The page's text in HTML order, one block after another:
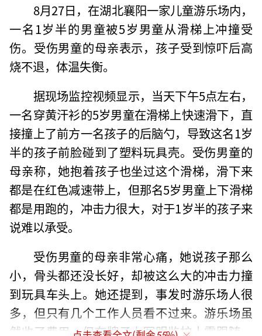
8月27日，在湖北襄阳一家儿童游乐场内，
一名1岁半的男童被5岁男童从滑梯上冲撞受
伤。受伤男童的母亲表示，孩子受到惊吓后高
烧不退，体温失衡。
据现场监控视频显示，当天下午5点左右，
一名穿黄汗衫的5岁男童在滑梯上快速滑下，直
接撞上了前方一名孩子的后脑勺，导致这名1岁
半的孩子前脸碰到了塑料玩具壳。受伤男童的
母亲称，她抱着孩子也坐过这个滑梯，滑下来
都是在红色减速带上，但那名5岁男童上下滑梯
都是用跑的，冲击力很大，对于1岁半的孩子来
说难以承受。
受伤男童的母亲非常心痛，她说孩子那么
小，骨头都还没长好，却被这么大的冲击力撞
到玩具车头上。她还提到，事发时游乐场人很
多，但只有几个工作人员看不过来。游乐场虽
然收了费用，但在牌子上写明监护人需跟随，